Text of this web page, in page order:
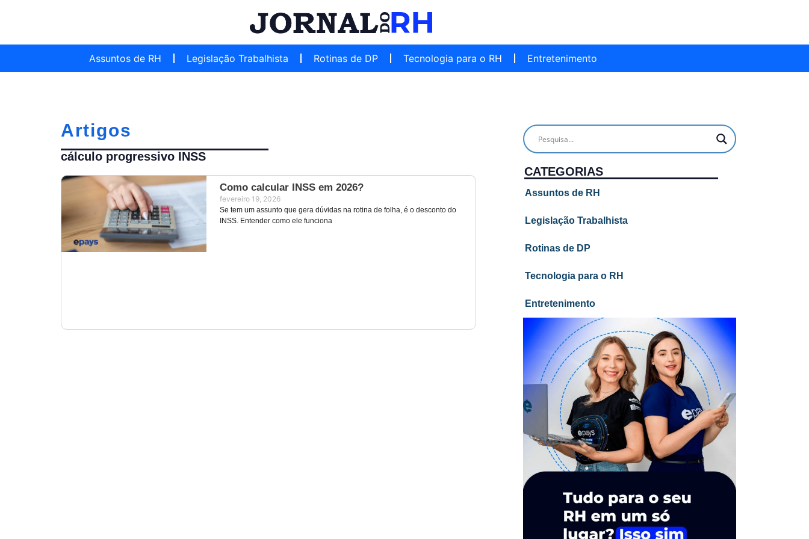
Assuntos de RH Legislação Trabalhista Rotinas de DP Tecnologia para o RH Entretenimento
Artigos
cálculo progressivo INSS
Como calcular INSS em 2026?
fevereiro 19, 2026
Se tem um assunto que gera dúvidas na rotina de folha, é o desconto do
INSS. Entender como ele funciona
CATEGORIAS
Assuntos de RH
Legislação Trabalhista
Rotinas de DP
Tecnologia para o RH
Entretenimento